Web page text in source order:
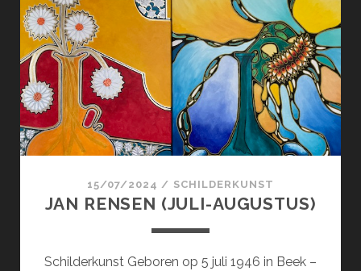
15/07/2024 / SCHILDERKUNST
JAN RENSEN (JULI-AUGUSTUS)
Schilderkunst Geboren op 5 juli 1946 in Beek –